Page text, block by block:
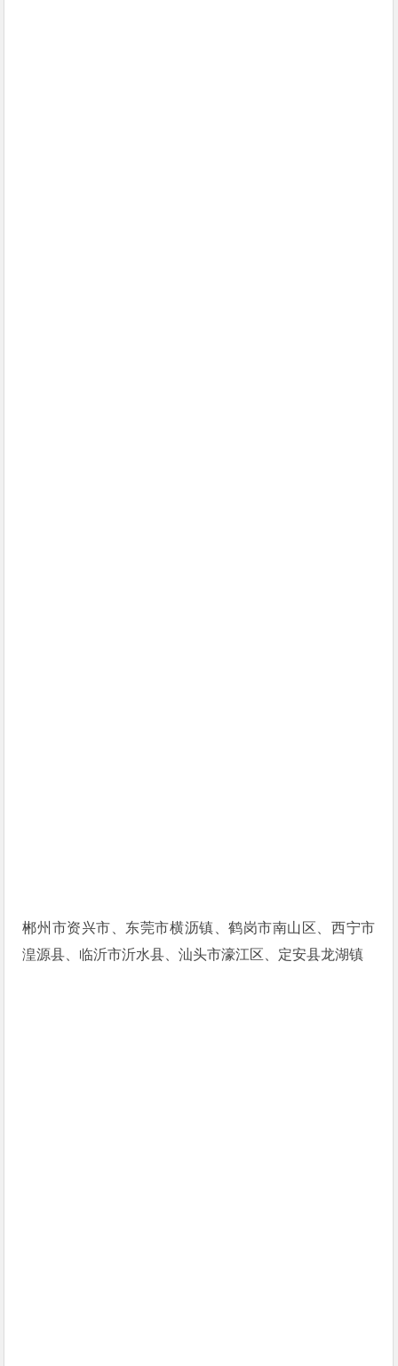
郴州市资兴市、东莞市横沥镇、鹤岗市南山区、西宁市
湟源县、临沂市沂水县、汕头市濠江区、定安县龙湖镇